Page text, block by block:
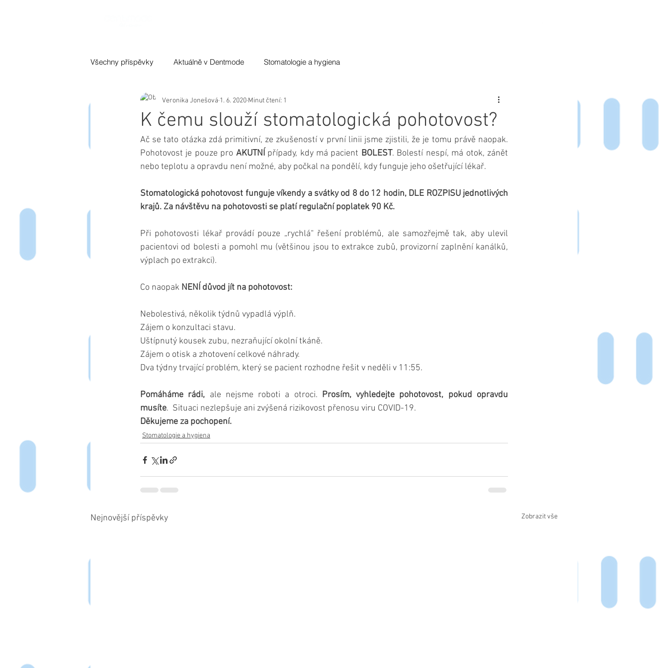
Všechny příspěvky Aktuálně v Dentmode Stomatologie a hygiena
K čemu slouží stomatologická pohotovost?
Veronika Jonešová 1. 6. 2020 Minut čtení: 1
Ač se tato otázka zdá primitivní, ze zkušeností v první linii jsme zjistili, že je tomu právě naopak.
Pohotovost je pouze pro AKUTNÍ případy, kdy má pacient BOLEST. Bolestí nespí, má otok, zánět
nebo teplotu a opravdu není možné, aby počkal na pondělí, kdy funguje jeho ošetřující lékař.
Stomatologická pohotovost funguje víkendy a svátky od 8 do 12 hodin, DLE ROZPISU jednotlivých
krajů. Za návštěvu na pohotovosti se platí regulační poplatek 90 Kč.
Při pohotovosti lékař provádí pouze „rychlá“ řešení problémů, ale samozřejmě tak, aby ulevil
pacientovi od bolesti a pomohl mu (většinou jsou to extrakce zubů, provizorní zaplnění kanálků,
výplach po extrakci).
Co naopak NENÍ důvod jít na pohotovost:
Nebolestivá, několik týdnů vypadlá výplň.
Zájem o konzultaci stavu.
Uštípnutý kousek zubu, nezraňující okolní tkáně.
Zájem o otisk a zhotovení celkové náhrady.
Dva týdny trvající problém, který se pacient rozhodne řešit v neděli v 11:55.
Pomáháme rádi, ale nejsme roboti a otroci. Prosím, vyhledejte pohotovost, pokud opravdu
musíte.  Situaci nezlepšuje ani zvýšená rizikovost přenosu viru COVID-19.
Děkujeme za pochopení.
Stomatologie a hygiena
Nejnovější příspěvky Zobrazit vše